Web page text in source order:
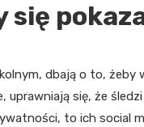
się
dbają o to, żeby
uprawniają się, że
to ich social